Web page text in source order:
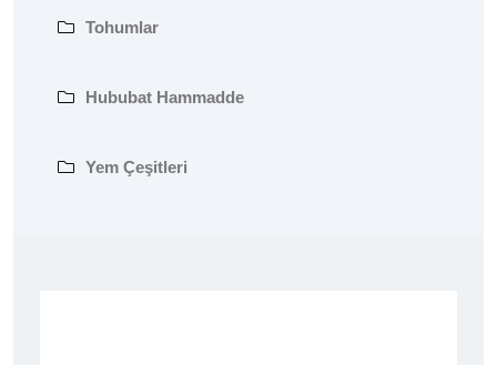
Tohumlar
Hububat Hammadde
Yem Çeşitleri